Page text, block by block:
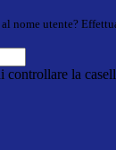
nome utente?
controllare la